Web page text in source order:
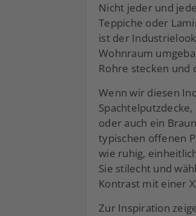
Nicht jeder und
Teppiche oder
ist der
Wohnraum
Rohre stecken
Wenn wir diesen
oder auch ein
typischen offenen
wie ruhig,
Sie stilecht und
Kontrast mit einer
Zur Inspiration